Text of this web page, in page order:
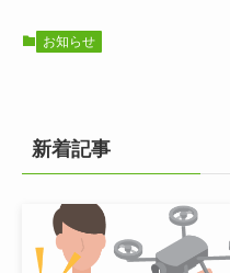
お知らせ
新着記事